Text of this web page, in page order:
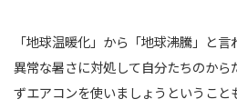
「地球温暖化」から「地球沸騰」と言
異常な暑さに対処して自分たちのか
ずエアコンを使いましょうということ